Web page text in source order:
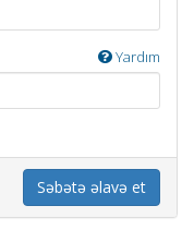
Yardım
Səbətə əlavə et